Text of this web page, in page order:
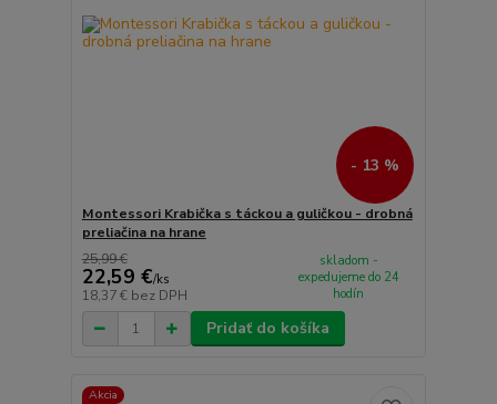
- 13 %
Montessori Krabička s táckou a guličkou - drobná
preliačina na hrane
25,99 €
22,59 €/ks
18,37 € bez DPH
skladom -
expedujeme do 24
hodín
Pridať do košíka
Akcia